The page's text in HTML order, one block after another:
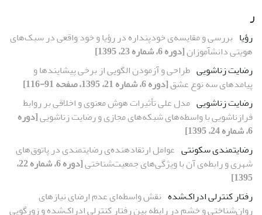
ر
رؤیا بررسی و مقایسه‌ی خودپنداره در رؤیا و خود واقعی در سبک‌های
هویتی دانش‏آموزان[دوره 6، شماره 23، 1395]
رضایت زناشویی طراحی و آزمودن الگویی از برخی پیشایندها و
پیامدهای سه نوع عشق[دوره 6، شماره 21، 1395، صفحه 91-116]
رضایت زناشویی مدل علی تأثیرات هوش معنوی و اخلاقی بر روابط
فرازناشویی با واسطه‌های شبکه‌های مجازی و رضایت زناشویی[دوره
6، شماره 24، 1395]
رضایتمندی سکونتی عوامل ارتقادهنده‌ی رضایتمندی در پاتوق‌های
شهری و رابطه‌ی آن با ویژگی‌های جمعیت‌شناختی
[دوره 6، شماره 22،
1395]
رفتار کنترلی ادراک‌شده نقش واسطه‌ای عدم ارضای نیازهای
روان‌شناختی و خشم در رابطه بین رفتار کنترلی ادراک‌شده و زورگویی